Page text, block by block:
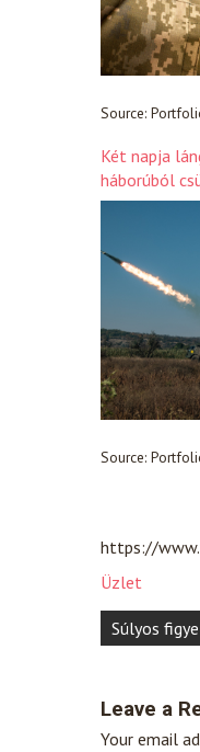
Source:
Két napja
háborúból
Source:
https://
Üzlet
Post
Súlyos
Leave a
Your email